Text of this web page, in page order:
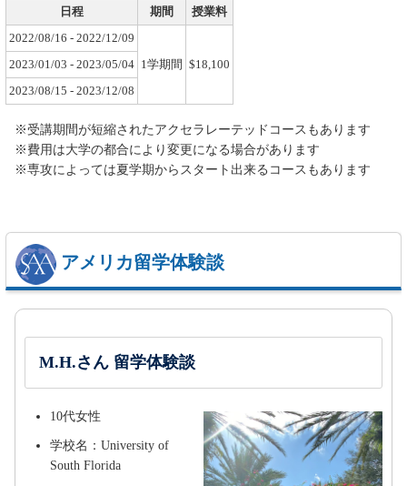
日程 期間 授業料
2022/08/16 - 2022/12/09
1学期間 $18,100
2023/01/03 - 2023/05/04
2023/08/15 - 2023/12/08
※受講期間が短縮されたアクセラレーテッドコースもあります
※費用は大学の都合により変更になる場合があります
※専攻によっては夏学期からスタート出来るコースもあります
アメリカ留学体験談
M.H.さん 留学体験談
10代女性
学校名：University of
South Florida